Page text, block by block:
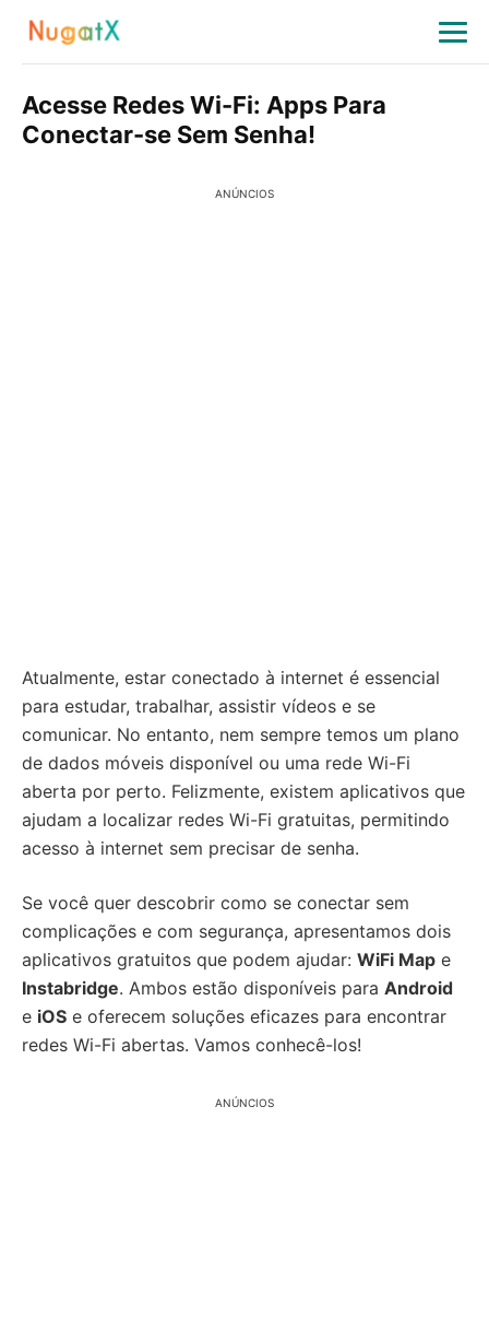
Acesse Redes Wi-Fi: Apps Para
Conectar-se Sem Senha!
ANÚNCIOS
Atualmente, estar conectado à internet é essencial
para estudar, trabalhar, assistir vídeos e se
comunicar. No entanto, nem sempre temos um plano
de dados móveis disponível ou uma rede Wi-Fi
aberta por perto. Felizmente, existem aplicativos que
ajudam a localizar redes Wi-Fi gratuitas, permitindo
acesso à internet sem precisar de senha.
Se você quer descobrir como se conectar sem
complicações e com segurança, apresentamos dois
aplicativos gratuitos que podem ajudar: WiFi Map e
Instabridge. Ambos estão disponíveis para Android
e iOS e oferecem soluções eficazes para encontrar
redes Wi-Fi abertas. Vamos conhecê-los!
ANÚNCIOS